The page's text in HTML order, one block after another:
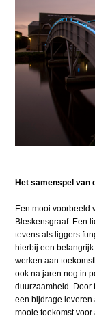
Het samenspel van
Een mooi voorbeeld
Bleskensgraaf. Een
tevens als liggers
hierbij een
werken aan
ook na jaren nog in
duurzaamheid. Door
een bijdrage leveren
mooie toekomst